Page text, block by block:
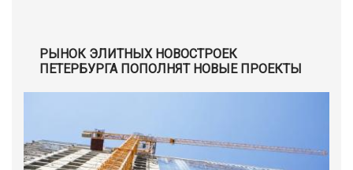
РЫНОК ЭЛИТНЫХ НОВОСТРОЕК
ПЕТЕРБУРГА ПОПОЛНЯТ НОВЫЕ ПРОЕКТЫ